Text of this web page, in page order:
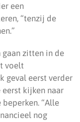
een
“tenzij de
zitten in de
voelt
geval eerst verder
eerst kijken naar
“Alle
nog